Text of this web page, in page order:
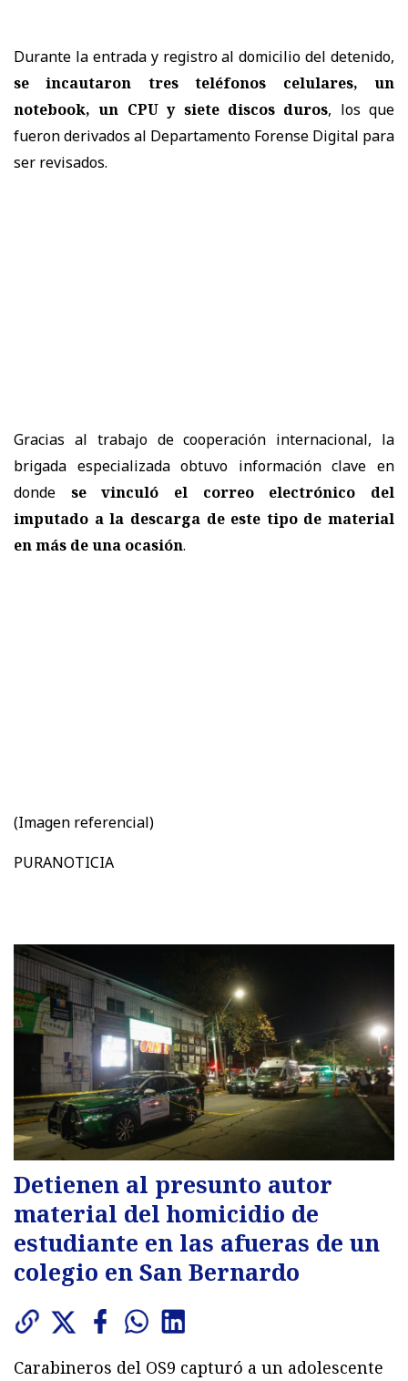
Durante la entrada y registro al domicilio del detenido,
se incautaron tres teléfonos celulares, un
notebook, un CPU y siete discos duros, los que
fueron derivados al Departamento Forense Digital para
ser revisados.
Gracias al trabajo de cooperación internacional, la
brigada especializada obtuvo información clave en
donde se vinculó el correo electrónico del
imputado a la descarga de este tipo de material
en más de una ocasión.
(Imagen referencial)
PURANOTICIA
Detienen al presunto autor
material del homicidio de
estudiante en las afueras de un
colegio en San Bernardo
Carabineros del OS9 capturó a un adolescente